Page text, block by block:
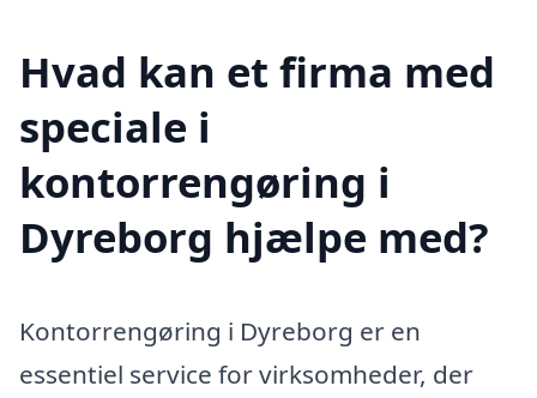
Hvad kan et firma med
speciale i
kontorrengøring i
Dyreborg hjælpe med?
Kontorrengøring i Dyreborg er en
essentiel service for virksomheder, der